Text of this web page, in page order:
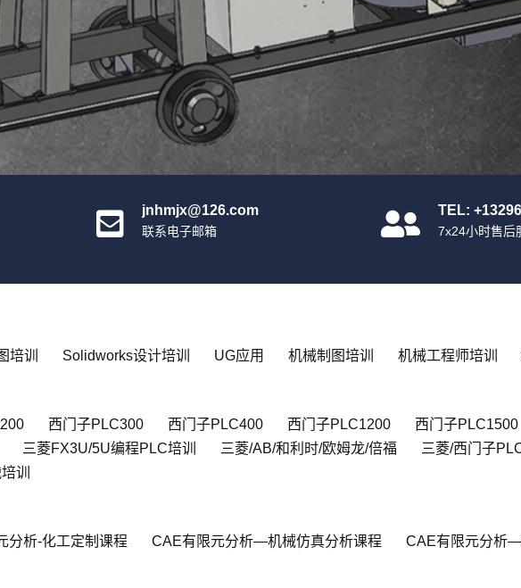
jnhmjx@126.com
联系电子邮箱
TEL:
7x24小时售后
培训 Solidworks设计培训 UG应用 机械制图培训 机械工程师培训
西门子PLC300 西门子PLC400 西门子PLC1200 西门子PLC1500
三菱FX3U/5U编程PLC培训 三菱/AB/和利时/欧姆龙/倍福 三菱/西门子
训
分析-化工定制课程 CAE有限元分析—机械仿真分析课程 CAE有限元分析